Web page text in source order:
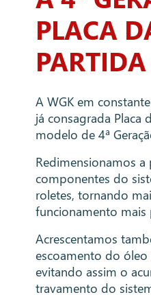
PLACA
PARTIDA
A WGK em
já consagrada Placa
modelo de 4ª
Redimensionamos a
componentes do
roletes, tornando
funcionamento mais
Acrescentamos
escoamento do
evitando assim o
travamento do